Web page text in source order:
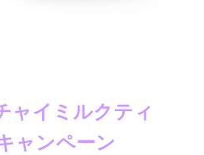
ャイミルクティ
ャンペーン